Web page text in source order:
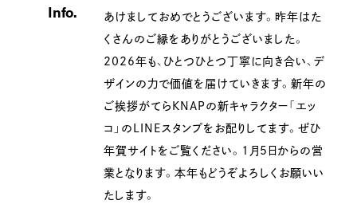
Info.
あけましておめでとうございます。昨年はた
くさんのご縁をありがとうございました。
2026年も、ひとつひとつ丁寧に向き合い、デ
ザインの力で価値を届けていきます。新年の
ご挨拶がてらKNAPの新キャラクター「エッ
コ」のLINEスタンプをお配りしてます。ぜひ
年賀サイトをご覧ください。1月5日からの営
業となります。本年もどうぞよろしくお願いい
たします。